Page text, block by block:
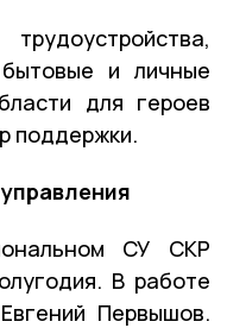
и личные
для героев
поддержки.
СУ СКР
В работе
Первышов.